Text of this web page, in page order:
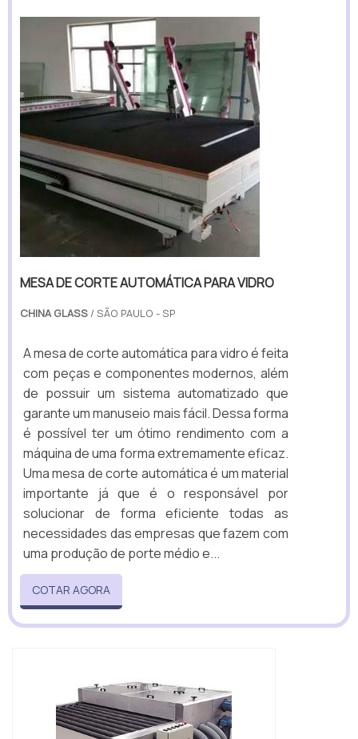
MESA DE CORTE AUTOMÁTICA PARA VIDRO
CHINA GLASS / SÃO PAULO - SP
A mesa de corte automática para vidro é feita
com peças e componentes modernos, além
de possuir um sistema automatizado que
garante um manuseio mais fácil. Dessa forma
é possível ter um ótimo rendimento com a
máquina de uma forma extremamente eficaz.
Uma mesa de corte automática é um material
importante já que é o responsável por
solucionar de forma eficiente todas as
necessidades das empresas que fazem com
uma produção de porte médio e...
COTAR AGORA